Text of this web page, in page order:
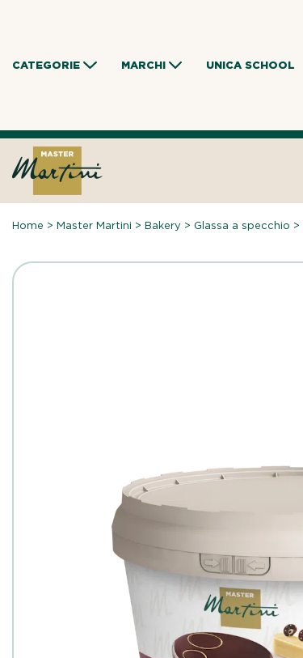
CATEGORIE MARCHI UNICA SCHOOL
Home >Master Martini >Bakery > Glassa a specchio >